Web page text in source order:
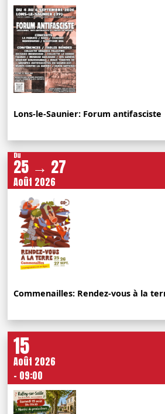
Lons-le-Saunier: Forum antifasciste
Du
25 → 27
Août 2026
Commenailles: Rendez-vous à la
15
Août 2026
- 09:00